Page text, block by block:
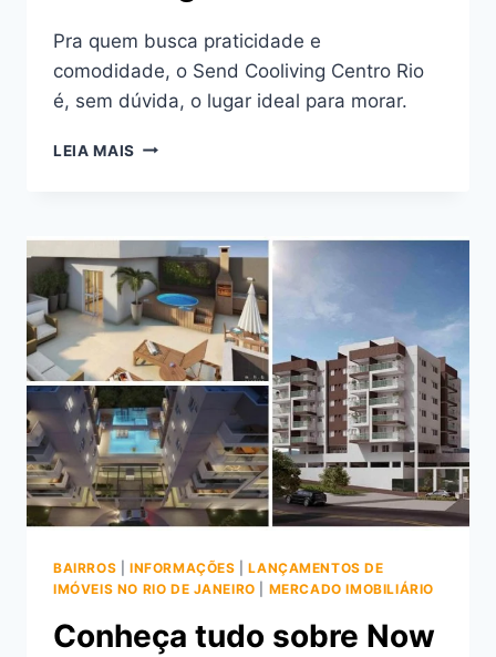
Pra quem busca praticidade e
comodidade, o Send Cooliving Centro Rio
é, sem dúvida, o lugar ideal para morar.
LEIA MAIS DESCUBRA
MORAR
NO
SEND
COOLIVING
CENTRO
RIO
BAIRROS INFORMAÇÕES |LANÇAMENTOS DE
IMÓVEIS NO RIO DE JANEIRO
MERCADO IMOBILIÁRIO
Conheça tudo sobre Now